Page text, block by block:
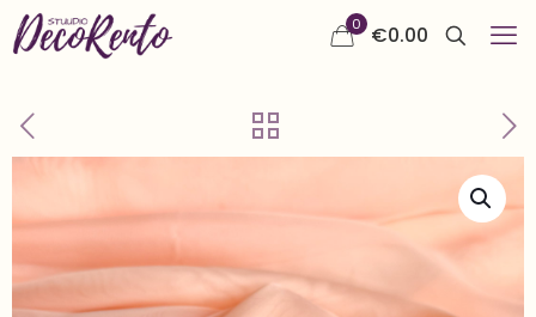
0 €0.00